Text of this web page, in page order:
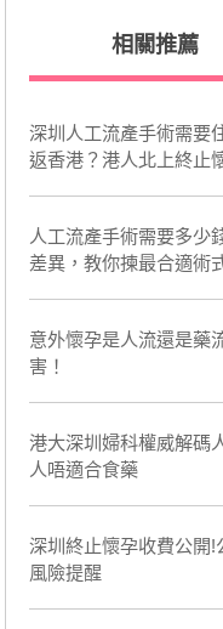
相關推薦
深圳人工流產手術需要
返香港？港人北上終止
人工流產手術需要多少
差異，教你揀最合適術
意外懷孕是人流還是藥
害！
港大深圳婦科權威解碼
人唔適合食藥
深圳終止懷孕收費公開
風險提醒